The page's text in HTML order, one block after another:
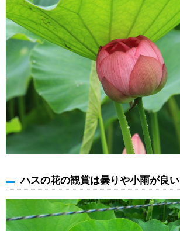
ハスの花の観賞は曇りや小雨が良い